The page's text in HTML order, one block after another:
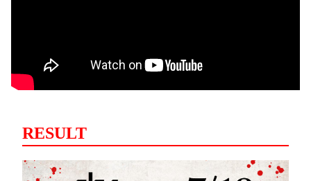
RESULT